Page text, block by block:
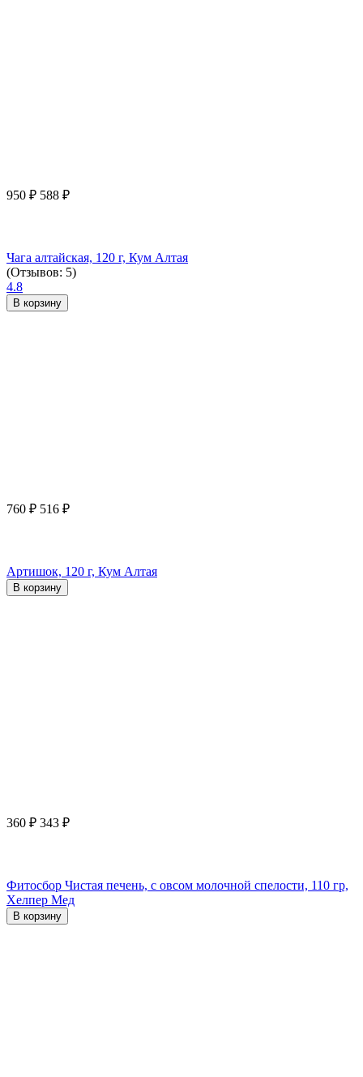
950 ₽ 588 ₽
Чага алтайская, 120 г, Кум Алтая
(Отзывов: 5)
4.8
В корзину
760 ₽ 516 ₽
Артишок, 120 г, Кум Алтая
В корзину
360 ₽ 343 ₽
Фитосбор Чистая печень, с овсом молочной спелости, 110 гр,
Хелпер Мед
В корзину